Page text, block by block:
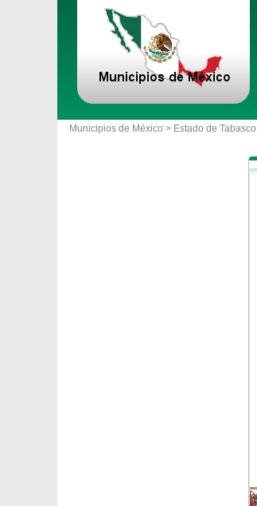
Municipios de México > Estado de Tabasco